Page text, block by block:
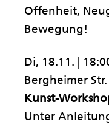
Offenheit,
Bewegung!
Di, 18.11. |
Bergheimer
Kunst-
Unter